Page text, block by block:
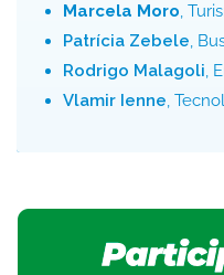
Marcela Moro,
Patrícia Zebele,
Rodrigo Malagoli,
Vlamir Ienne,